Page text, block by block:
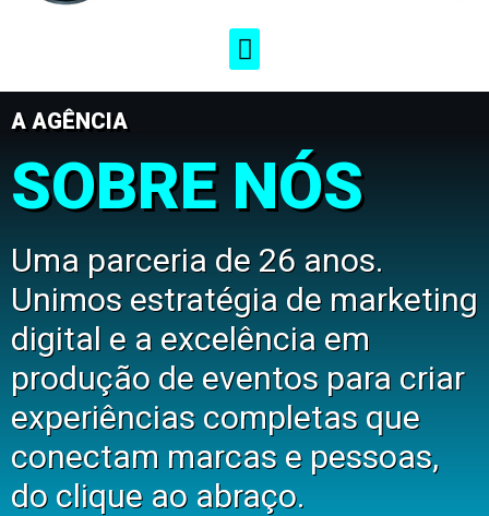
A AGÊNCIA
SOBRE NÓS
Uma parceria de 26 anos.
Unimos estratégia de marketing
digital e a excelência em
produção de eventos para criar
experiências completas que
conectam marcas e pessoas,
do clique ao abraço.